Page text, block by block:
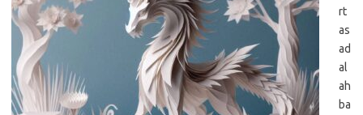
rt
as
ad
al
ah
ba